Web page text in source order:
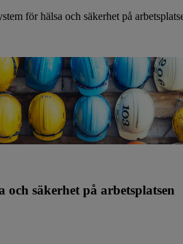
för hälsa och säkerhet på
säkerhet på arbetsplatsen